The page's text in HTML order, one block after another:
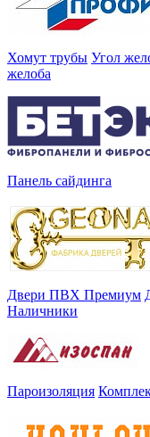
Хомут трубы Угол
желоба
Панель сайдинга
Двери ПВХ Премиум
Наличники
Пароизоляция